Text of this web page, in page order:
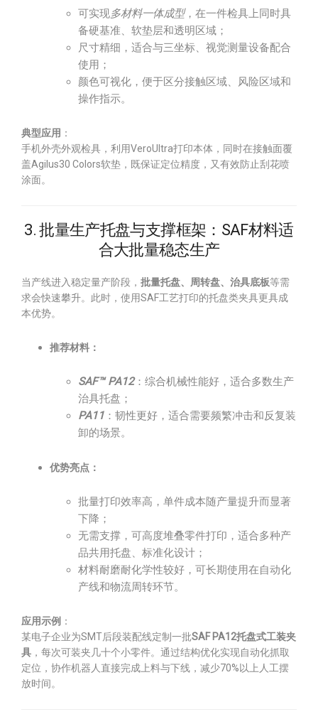
可实现多材料一体成型，在一件检具上同时具
备硬基准、软垫层和透明区域；
尺寸精细，适合与三坐标、视觉测量设备配合
使用；
颜色可视化，便于区分接触区域、风险区域和
操作指示。
典型应用 ：
手机外壳外观检具，利用VeroUltra打印本体，同时在接触面覆
盖Agilus30 Colors软垫，既保证定位精度，又有效防止刮花喷
涂面。
3. 批量生产托盘与支撑框架：SAF材料适
合大批量稳态生产
当产线进入稳定量产阶段， 批量托盘、周转盘、治具底板等需
求会快速攀升。此时，使用SAF工艺打印的托盘类夹具更具成
本优势。
推荐材料：
SAF™ PA12：综合机械性能好，适合多数生产
治具托盘；
PA11 ：韧性更好，适合需要频繁冲击和反复装
卸的场景。
优势亮点：
批量打印效率高，单件成本随产量提升而显著
下降；
无需支撑，可高度堆叠零件打印，适合多种产
品共用托盘、标准化设计；
材料耐磨耐化学性较好，可长期使用在自动化
产线和物流周转环节。
应用示例 ：
某电子企业为SMT后段装配线定制一批SAF PA12托盘式工装夹
具 ，每次可装夹几十个小零件。通过结构优化实现自动化抓取
定位，协作机器人直接完成上料与下线，减少70%以上人工摆
放时间。